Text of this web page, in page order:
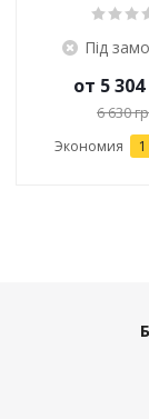
Під
от 5
6 630
Экономия